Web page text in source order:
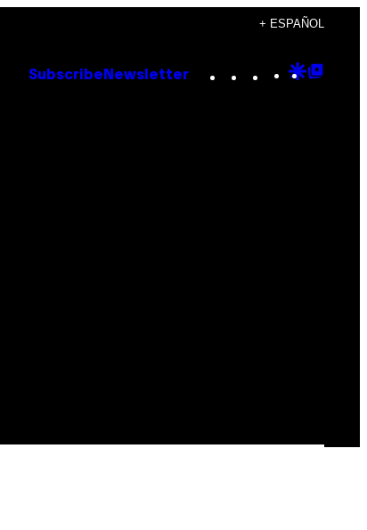
+ ESPAÑOL
Subscribe Newsletter Instagram
TikTok
YouTube
Google